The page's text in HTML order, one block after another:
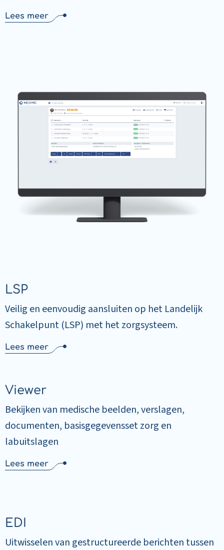
Lees meer
LSP
Veilig en eenvoudig aansluiten op het Landelijk
Schakelpunt (LSP) met het zorgsysteem.
Lees meer
Viewer
Bekijken van medische beelden, verslagen,
documenten, basisgegevensset zorg en
labuitslagen
Lees meer
EDI
Uitwisselen van gestructureerde berichten tussen